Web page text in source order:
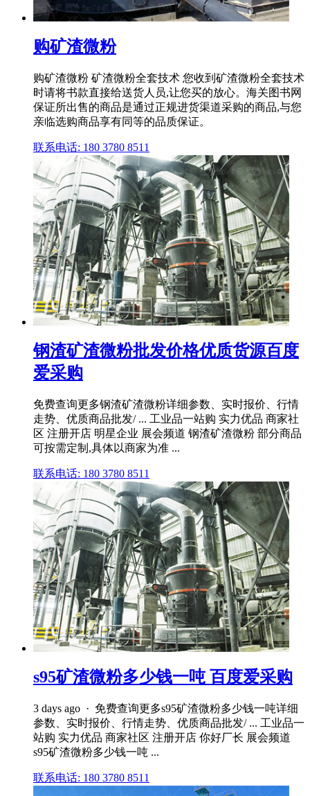
购矿渣微粉
购矿渣微粉 矿渣微粉全套技术 您收到矿渣微粉全套技术
时请将书款直接给送货人员,让您买的放心。海关图书网
保证所出售的商品是通过正规进货渠道采购的商品,与您
亲临选购商品享有同等的品质保证。
联系电话: 180 3780 8511
钢渣矿渣微粉批发价格优质货源百度
爱采购
免费查询更多钢渣矿渣微粉详细参数、实时报价、行情
走势、优质商品批发/ ... 工业品一站购 实力优品 商家社
区 注册开店 明星企业 展会频道 钢渣矿渣微粉 部分商品
可按需定制,具体以商家为准 ...
联系电话: 180 3780 8511
s95矿渣微粉多少钱一吨 百度爱采购
3 days ago · 免费查询更多s95矿渣微粉多少钱一吨详细
参数、实时报价、行情走势、优质商品批发/ ... 工业品一
站购 实力优品 商家社区 注册开店 你好厂长 展会频道
s95矿渣微粉多少钱一吨 ...
联系电话: 180 3780 8511